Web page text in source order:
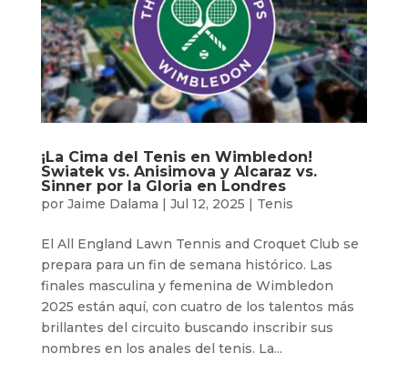
¡La Cima del Tenis en Wimbledon!
Swiatek vs. Anisimova y Alcaraz vs.
Sinner por la Gloria en Londres
por Jaime Dalama | Jul 12, 2025 | Tenis
El All England Lawn Tennis and Croquet Club se
prepara para un fin de semana histórico. Las
finales masculina y femenina de Wimbledon
2025 están aquí, con cuatro de los talentos más
brillantes del circuito buscando inscribir sus
nombres en los anales del tenis. La...